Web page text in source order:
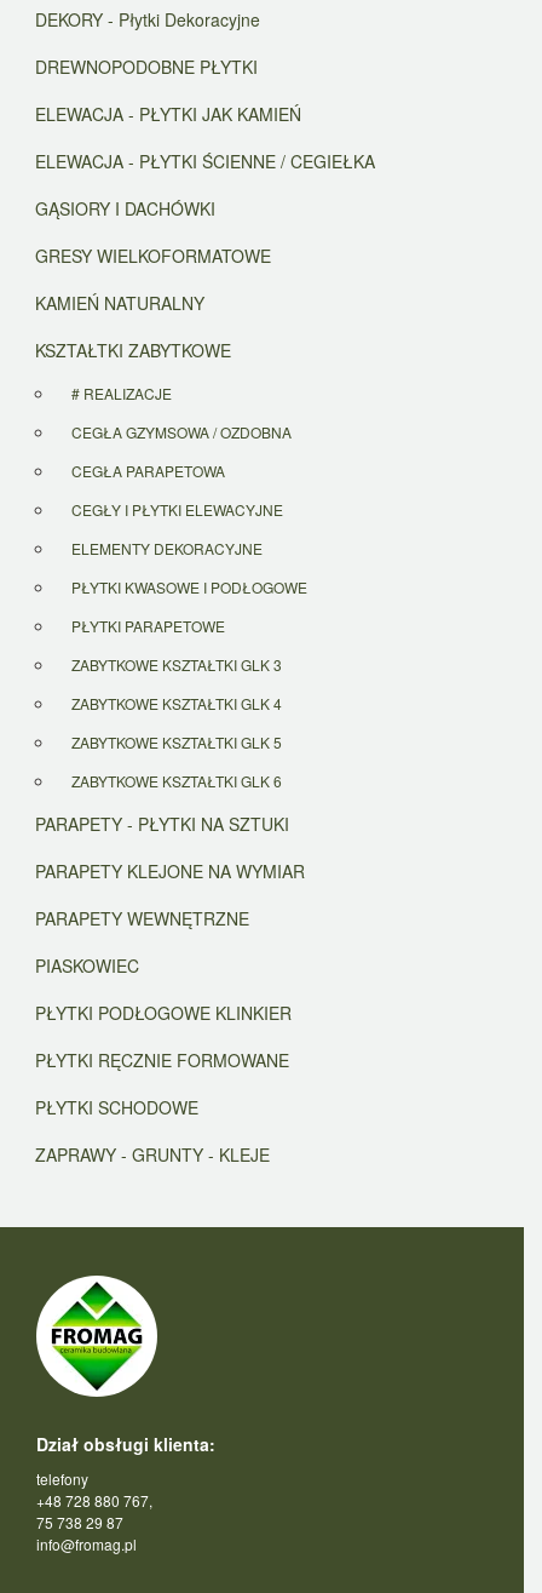
DEKORY - Płytki Dekoracyjne
DREWNOPODOBNE PŁYTKI
ELEWACJA - PŁYTKI JAK KAMIEŃ
ELEWACJA - PŁYTKI ŚCIENNE / CEGIEŁKA
GĄSIORY I DACHÓWKI
GRESY WIELKOFORMATOWE
KAMIEŃ NATURALNY
KSZTAŁTKI ZABYTKOWE
# REALIZACJE
CEGŁA GZYMSOWA / OZDOBNA
CEGŁA PARAPETOWA
CEGŁY I PŁYTKI ELEWACYJNE
ELEMENTY DEKORACYJNE
PŁYTKI KWASOWE I PODŁOGOWE
PŁYTKI PARAPETOWE
ZABYTKOWE KSZTAŁTKI GLK 3
ZABYTKOWE KSZTAŁTKI GLK 4
ZABYTKOWE KSZTAŁTKI GLK 5
ZABYTKOWE KSZTAŁTKI GLK 6
PARAPETY - PŁYTKI NA SZTUKI
PARAPETY KLEJONE NA WYMIAR
PARAPETY WEWNĘTRZNE
PIASKOWIEC
PŁYTKI PODŁOGOWE KLINKIER
PŁYTKI RĘCZNIE FORMOWANE
PŁYTKI SCHODOWE
ZAPRAWY - GRUNTY - KLEJE
Dział obsługi klienta:
telefony
+48 728 880 767,
75 738 29 87
info@fromag.pl